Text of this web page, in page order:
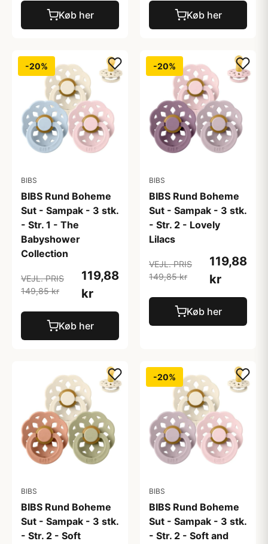
Køb her Køb her
-20%
BIBS
BIBS Rund Boheme
Sut - Sampak - 3 stk.
- Str. 1 - The
Babyshower
Collection
VEJL. PRIS
149,85 kr
119,88
kr
Køb her
-20%
BIBS
BIBS Rund Boheme
Sut - Sampak - 3 stk.
- Str. 2 - Lovely
Lilacs
VEJL. PRIS
149,85 kr
119,88
kr
Køb her
BIBS
BIBS Rund Boheme
Sut - Sampak - 3 stk.
- Str. 2 - Soft
-20%
BIBS
BIBS Rund Boheme
Sut - Sampak - 3 stk.
- Str. 2 - Soft and